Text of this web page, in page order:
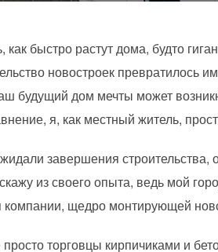
быстро растут дома, будто
новостроек превратилось
будущий дом мечты может
я, как местный житель,
завершения строительства,
из своего опыта, ведь мой
компании, щедро монтирующей
торговцы кирпичиками и